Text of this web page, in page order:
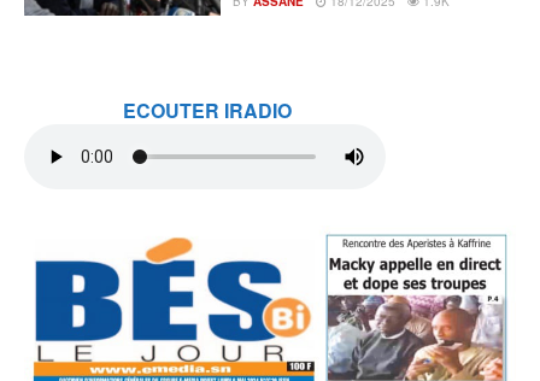
ECOUTER IRADIO